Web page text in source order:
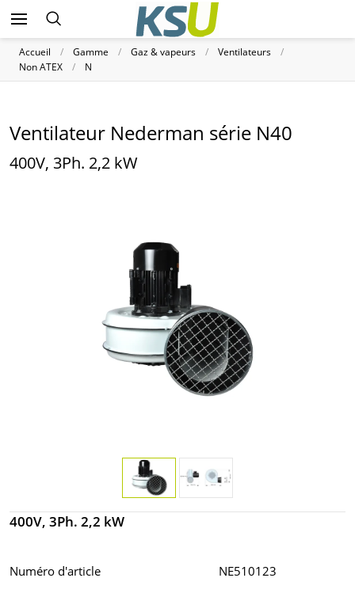
Accueil Gamme Gaz & vapeurs
Ventilateurs
Non ATEX
N
Ventilateur Nederman série N40
400V, 3Ph. 2,2 kW
400V, 3Ph. 2,2 kW
Numéro d'article NE510123